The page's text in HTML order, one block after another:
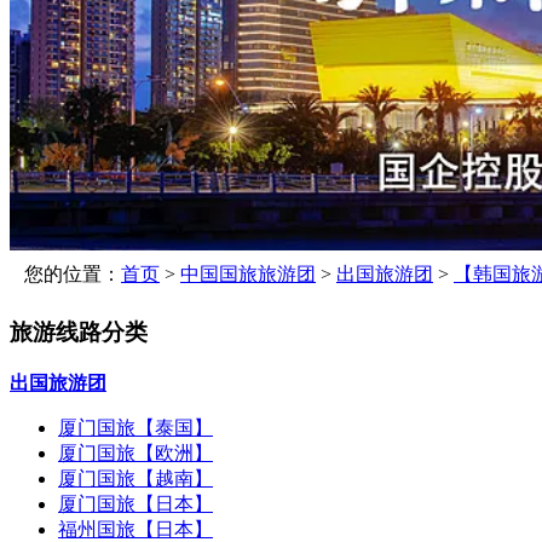
您的位置： 首页 > 中国国旅旅游团 > 出国旅游团 > 【韩国旅
旅游线路分类
出国旅游团
厦门国旅【泰国】
厦门国旅【欧洲】
厦门国旅【越南】
厦门国旅【日本】
福州国旅【日本】